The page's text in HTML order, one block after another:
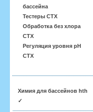
бассейна
Тестеры CTX
Обработка без хлора
CTX
Регуляция уровня pH
CTX
Химия для бассейнов hth
✓